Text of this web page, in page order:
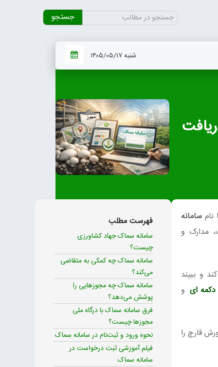
جستجو
برای:
شنبه ۱۴۰۵/۰۵/۱۷
سامانه
مدارک و
و ببیند
ای و
قارچ را
فهرست مطلب
سامانه سماک جهاد کشاورزی
چیست؟
سامانه سماک چه کمکی به متقاضی
می‌کند؟
سامانه سماک چه مجوزهایی را
پوشش می‌دهد؟
فرق سامانه سماک با درگاه ملی
مجوزها چیست؟
نحوه ورود و ثبت‌نام در سامانه سماک
فیلم آموزشی ثبت درخواست در
سامانه سماک